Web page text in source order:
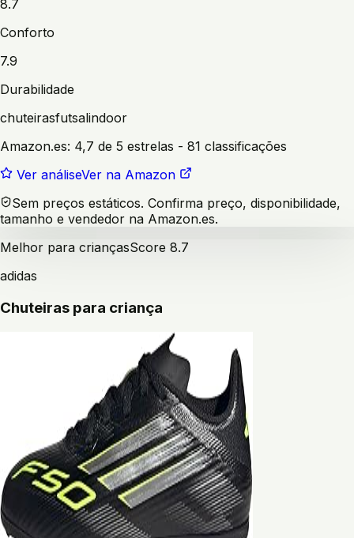
8.7
Conforto
7.9
Durabilidade
chuteirasfutsalindoor
Amazon.es: 4,7 de 5 estrelas - 81 classificações
Ver análiseVer na Amazon
Sem preços estáticos. Confirma preço, disponibilidade,
tamanho e vendedor na Amazon.es.
Melhor para criançasScore 8.7
adidas
Chuteiras para criança